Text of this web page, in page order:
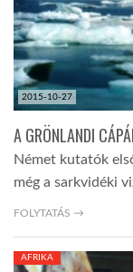
2015-10-27
A GRÖNLANDI
Német kutatók
még a sarkvidéki
FOLYTATÁS →
AFRIKA